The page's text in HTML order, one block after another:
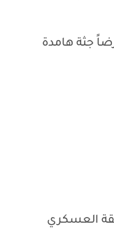
جثة هامدة
العسكري